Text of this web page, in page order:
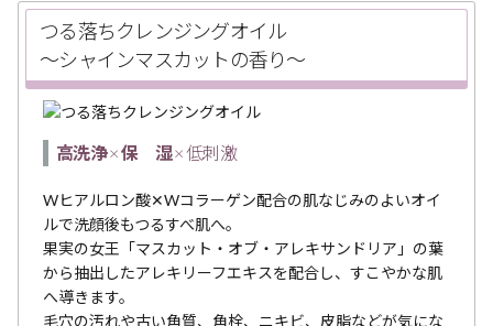
つる落ちクレンジングオイル
〜シャインマスカットの香り〜
高洗浄×保 湿× 低刺激
Wヒアルロン酸✕Wコラーゲン配合の肌なじみのよいオイ
ルで洗顔後もつるすべ肌へ。
果実の女王「マスカット・オブ・アレキサンドリア」の葉
から抽出したアレキリーフエキスを配合し、すこやかな肌
へ導きます。
毛穴の汚れや古い角質、角栓、ニキビ、皮脂などが気にな